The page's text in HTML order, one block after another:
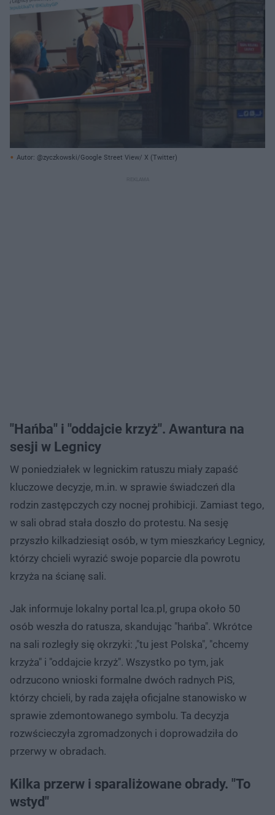
Autor: @zyczkowski/Google Street View/ X (Twitter)
"Hańba" i "oddajcie krzyż". Awantura na
sesji w Legnicy
W poniedziałek w legnickim ratuszu miały zapaść
kluczowe decyzje, m.in. w sprawie świadczeń dla
rodzin zastępczych czy nocnej prohibicji. Zamiast tego,
w sali obrad stała doszło do protestu. Na sesję
przyszło kilkadziesiąt osób, w tym mieszkańcy Legnicy,
którzy chcieli wyrazić swoje poparcie dla powrotu
krzyża na ścianę sali.
Jak informuje lokalny portal lca.pl, grupa około 50
osób weszła do ratusza, skandując "hańba". Wkrótce
na sali rozległy się okrzyki: ,"tu jest Polska", "chcemy
krzyża" i "oddajcie krzyż". Wszystko po tym, jak
odrzucono wnioski formalne dwóch radnych PiS,
którzy chcieli, by rada zajęła oficjalne stanowisko w
sprawie zdemontowanego symbolu. Ta decyzja
rozwścieczyła zgromadzonych i doprowadziła do
przerwy w obradach.
Kilka przerw i sparaliżowane obrady. "To
wstyd"